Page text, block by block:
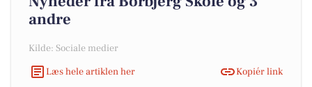
andre
Kilde: Sociale medier
Læs hele artiklen her
Kopiér link